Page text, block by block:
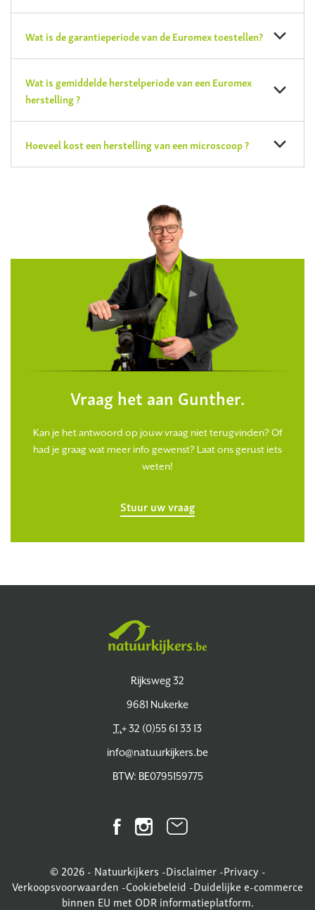
Wat is de garantieperiode van de Euromex toestellen?
Wat is gemiddelde herstelperiode van een Euromex
herstelling ?
Hoeveel kost een herstelling van een microscoop ?
Vraag het aan Gunther.
Kan je het antwoord op jouw vraag niet terugvinden? Of
had je graag wat meer info gewenst? Laat ons gerust iets
weten!
Stuur uw vraag
Rijksweg 32
9681 Nukerke
T.+ 32 (0)55 61 33 13
info@natuurkijkers.be
BTW: BE0795159775
FacebookInstagramNieuwsbrief
© 2026 - Natuurkijkers -Disclaimer-Privacy -
Verkoopsvoorwaarden -Cookiebeleid -Duidelijke e-commerce
binnen EU met ODR informatieplatform.